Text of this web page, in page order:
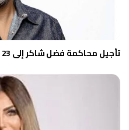
تأجيل محاكمة فضل شاكر إلى 23 سبتمبر المقبل